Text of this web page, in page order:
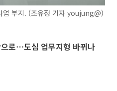
부지. (조유정 기자 youjung@)
로⋯도심 업무지형 바뀌나